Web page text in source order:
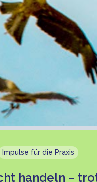
Impulse für die Praxis
handeln –